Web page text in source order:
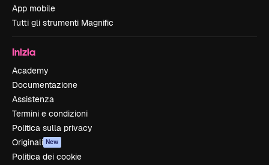
App mobile
Tutti gli strumenti Magnific
Inizia
Academy
Documentazione
Assistenza
Termini e condizioni
Politica sulla privacy
Originali New
Politica dei cookie